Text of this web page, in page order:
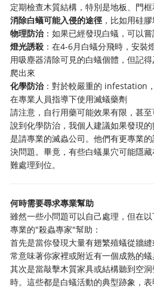
定期檢查木質結構，特別是地板、門
消除白蟻可能入侵的途徑 ，比如用硅
物理防治：如果已經發現白蟻，可以嘗
燈光誘殺 ：在4-6月白蟻分飛時，安裝
用吸塵器清除可見的白蟻個體，但記
爬出來
化學防治：對於較嚴重的 infestation
在專業人員指導下使用滅蟻藥劑
請注意，自行用藥可能效果有限，甚
說到化學防治，我個人建議如果發現
是請專業的滅蟲公司。他們有更專業
決問題。畢竟，有些白蟻巢穴可能隱
難處理到位。
何時需要尋求專業幫助
雖然一些小問題可以自己處理，但在
專業的"殺蟲專家"幫助：
首先是當你發現大量有翅繁殖蟻從牆
常意味著你家裡或附近有一個成熟的蟻
其次是當敲擊木質家具或結構聽到空
時。這些都是白蟻活動的典型跡象，表